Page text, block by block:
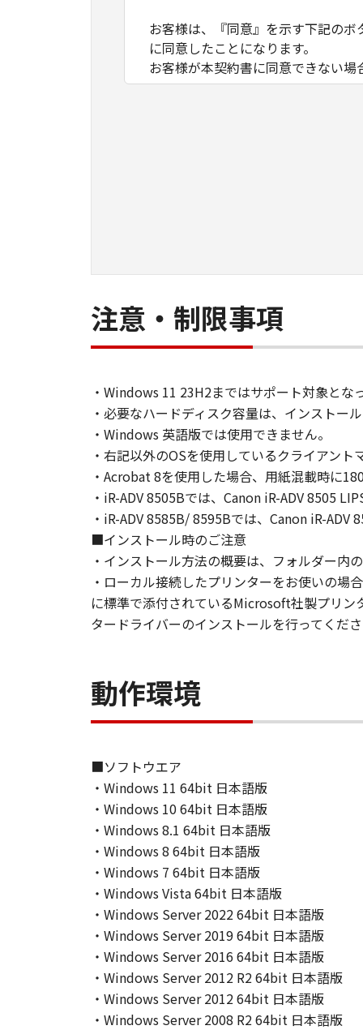
お客様は、『同意』を示す下記の
に同意したことになります。
お客様が本契約書に同意できない場
数のコンピューター（以下「指定
ア」をコンピューターの記憶媒体
は実行することのいずれも含むも
ネットワークを通じて接続された
ができます。
(3) 上記(1)および(2)に定める場合
わず、本契約書によってお客様に
とはできません。
(2) お客様は、「本ソフトウェア」
することはできません。また第三者
３．著作権表示
お客様は、「本ソフトウェア」に含
りません。
４．所有権
「本ソフトウェア」に係る権原お
５．輸出
お客様は、日本国政府または関連す
６．サポートおよびアップデート
キヤノン、キヤノンの子会社、関
トウェア」の使用を支援すること
７．保証の否認・免責
(1) 「本ソフトウェア」は、『現状
ノンの関連会社、それらの販売代理
証を含め、いかなる保証も、明示た
(2) キヤノン、キヤノンのライセン
ソフトウェア」の使用または使用
定されない全ての損害を言います。
ヤノンのライセンサー、キヤノンの
されていた場合でも同様です。
(3) キヤノン、キヤノンのライセン
ソフトウェア」、または「本ソフト
責任を負わないものとします。
注意・制限事項
・Windows 11 23H2まではサポート対象とな
・必要なハードディスク容量は、インストー
・Windows 英語版では使用できません。
・右記以外のOSを使用しているクライアン
・Acrobat 8を使用した場合、用紙混載時に
・iR-ADV 8505Bでは、Canon iR-ADV 8505
・iR-ADV 8585B/ 8595Bでは、Canon iR-ADV
■インストール時のご注意
・インストール方法の概要は、フォルダー内
・ローカル接続したプリンターをお使いの場
に標準で添付されているMicrosoft社製プリン
タードライバーのインストールを行ってくださ
動作環境
■ソフトウエア
・Windows 11 64bit 日本語版
・Windows 10 64bit 日本語版
・Windows 8.1 64bit 日本語版
・Windows 8 64bit 日本語版
・Windows 7 64bit 日本語版
・Windows Vista 64bit 日本語版
・Windows Server 2022 64bit 日本語版
・Windows Server 2019 64bit 日本語版
・Windows Server 2016 64bit 日本語版
・Windows Server 2012 R2 64bit 日本語版
・Windows Server 2012 64bit 日本語版
・Windows Server 2008 R2 64bit 日本語版